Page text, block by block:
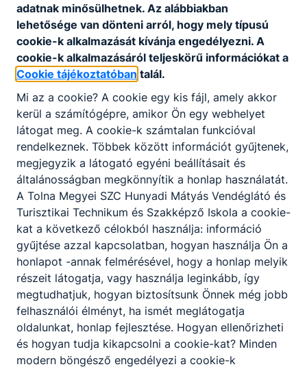
óriáskijelzők, jól felszerelt informatikatermek,
valamint könyvtár is segíti a tanulni vágyókat az
ismeretszerzésben.
Intézményünk profiljából adódóan régi és jól
működő kapcsolatokat ápol Szekszárd és Tolna
vármegye több településének vendéglátó
vállalkozásaival, amelyek a duális képzési
rendszer keretében tanulóinkat foglalkoztatják és
támogatják, sok esetben tanulmányaik végeztével
alkalmazzák is.
Iskolánk büszke tehetséges tanulóira. Az
intézmény mindig nagy hangsúlyt fektetett a
szakmájukban kiemelkedően teljesítő diákok
támogatására, versenyeztetésére, akik minden
szakmában rendre jó eredményeket érnek el
országos megmérettetéseken. Iskolai
alapítványunk révén a legjobban teljesítő diákokat
pályázati támogatásban is részesítjük.
Az iskolai életet szakkörök, tanulmányi-,
sportversenyek és természetesen a
diákközösséget jól összekovácsoló, remek
adatnak minősülhetnek. Az alábbiakban
lehetősége van dönteni arról, hogy mely típusú
cookie-k alkalmazását kívánja engedélyezni. A
cookie-k alkalmazásáról teljeskörű információkat a
Cookie tájékoztatóban talál.
Mi az a cookie? A cookie egy kis fájl, amely akkor
kerül a számítógépre, amikor Ön egy webhelyet
látogat meg. A cookie-k számtalan funkcióval
rendelkeznek. Többek között információt gyűjtenek,
megjegyzik a látogató egyéni beállításait és
általánosságban megkönnyítik a honlap használatát.
A Tolna Megyei SZC Hunyadi Mátyás Vendéglátó és
Turisztikai Technikum és Szakképző Iskola a cookie-
kat a következő célokból használja: információ
gyűjtése azzal kapcsolatban, hogyan használja Ön a
honlapot -annak felmérésével, hogy a honlap melyik
részeit látogatja, vagy használja leginkább, így
megtudhatjuk, hogyan biztosítsunk Önnek még jobb
felhasználói élményt, ha ismét meglátogatja
oldalunkat, honlap fejlesztése. Hogyan ellenőrizheti
és hogyan tudja kikapcsolni a cookie-kat? Minden
modern böngésző engedélyezi a cookie-k